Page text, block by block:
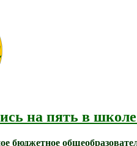
на пять в
бюджетное